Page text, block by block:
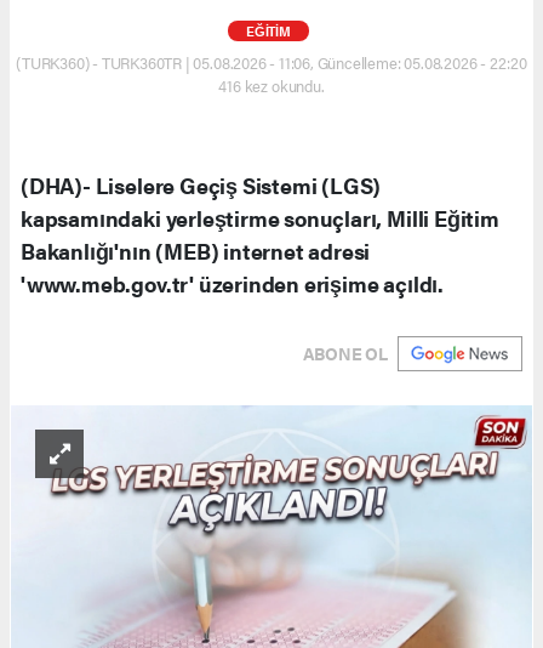
EĞİTİM
(TURK360) - TURK360TR | 05.08.2026 - 11:06, Güncelleme: 05.08.2026 - 22:20
416 kez okundu.
(DHA)- Liselere Geçiş Sistemi (LGS)
kapsamındaki yerleştirme sonuçları, Milli Eğitim
Bakanlığı'nın (MEB) internet adresi
'www.meb.gov.tr' üzerinden erişime açıldı.
ABONE OL